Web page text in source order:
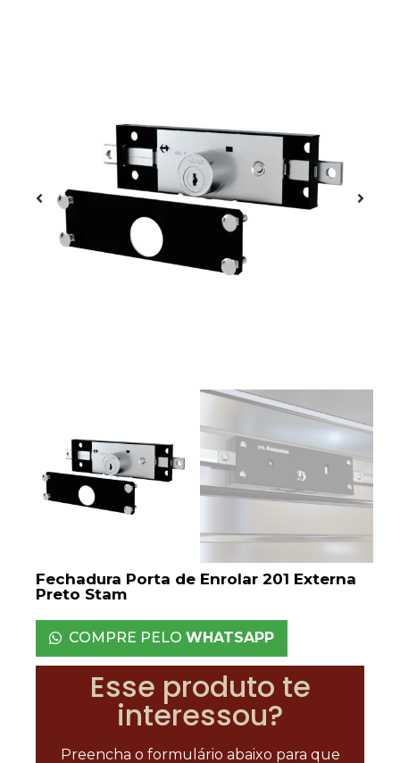
Fechadura Porta de Enrolar 201 Externa
Preto Stam
COMPRE PELO WHATSAPP
Esse produto te
interessou?
Preencha o formulário abaixo para que